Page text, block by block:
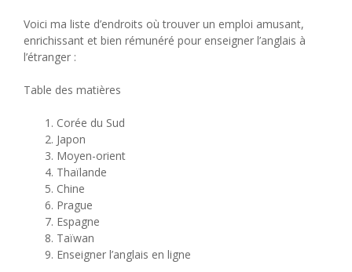
Voici ma liste d’endroits où trouver un emploi amusant,
enrichissant et bien rémunéré pour enseigner l’anglais à
l’étranger :
Table des matières
Corée du Sud
Japon
Moyen-orient
Thaïlande
Chine
Prague
Espagne
Taïwan
Enseigner l’anglais en ligne